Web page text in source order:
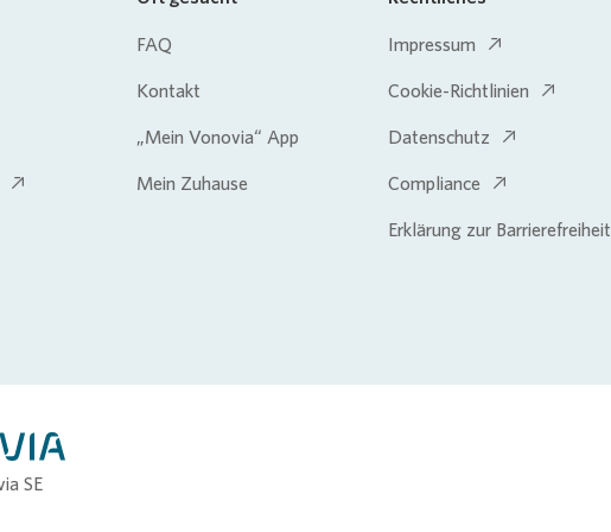
FAQ
Kontakt
„Mein Vonovia“ App
Mein Zuhause
Impressum
Cookie-Richtlinien
Datenschutz
Compliance
Erklärung zur Barrierefreiheit
SE